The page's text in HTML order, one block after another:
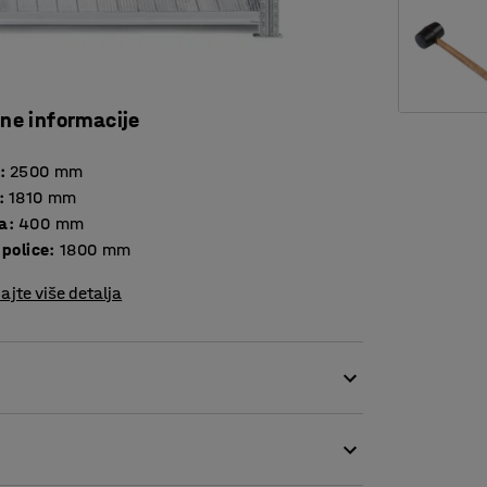
informacije
: 2500 mm
: 1810 mm
: 400 mm
: 1800 mm
više detalja
jedan kraj polica na bilo kojoj visini na